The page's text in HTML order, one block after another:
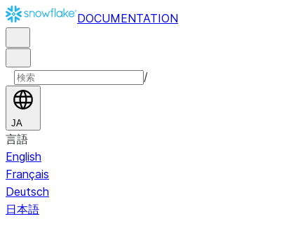
DOCUMENTATION
/
JA
言語
English
Français
Deutsch
日本語